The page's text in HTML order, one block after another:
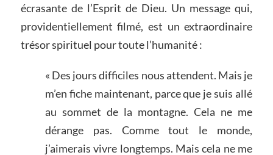
écrasante de l’Esprit de Dieu. Un message qui,
providentiellement filmé, est un extraordinaire
trésor spirituel pour toute l’humanité :
« Des jours difficiles nous attendent. Mais je
m’en fiche maintenant, parce que je suis allé
au sommet de la montagne. Cela ne me
dérange pas. Comme tout le monde,
j’aimerais vivre longtemps. Mais cela ne me